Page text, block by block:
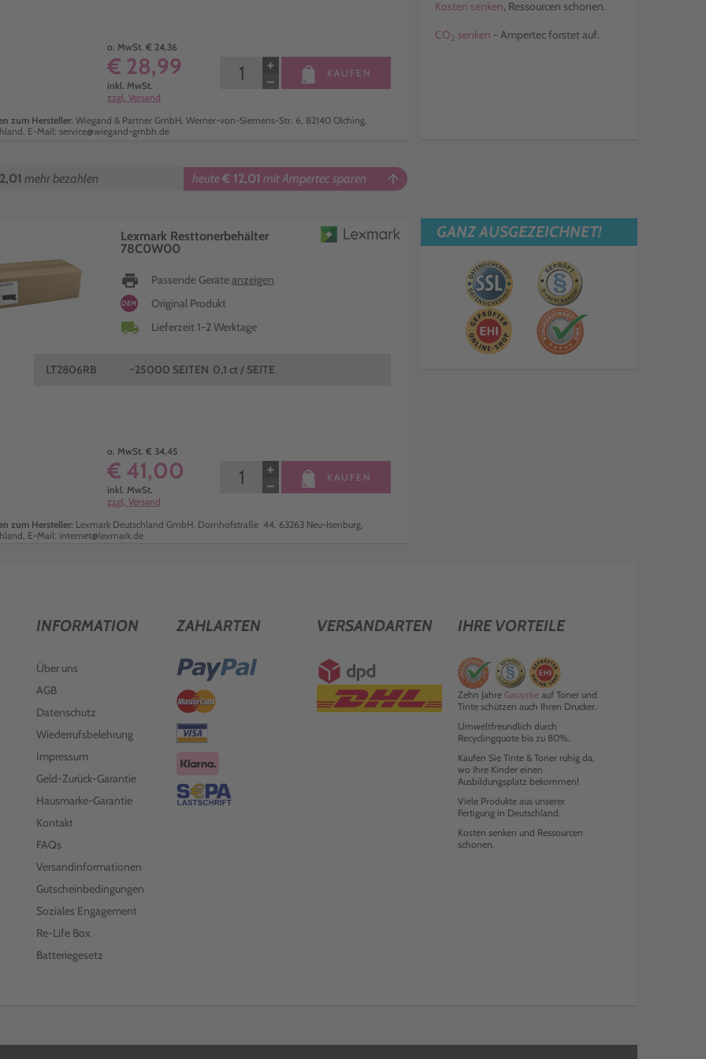
o. MwSt. € 24,36
€ 28,99
inkl. MwSt.
zzgl. Versand
−
+ KAUFEN
zum Hersteller: Wiegand & Partner GmbH, Werner-von-Siemens-Str. 6, 82140 Olching,
E-Mail: service@wiegand-gmbh.de
Kosten senken, Ressourcen schonen.
CO2 senken - Ampertec forstet auf.
mehr bezahlen heute€ 12,01 mit Ampertec sparen arrow_upward
Lexmark Resttonerbehälter
78C0W00
print Passende Geräteanzeigen
OEM Original Produkt
local_shipping Lieferzeit 1-2 Werktage
LT2806RB ~25000 SEITEN 0,1 ct / SEITE
o. MwSt. € 34,45
€ 41,00
inkl. MwSt.
zzgl. Versand
−
+ KAUFEN
zum Hersteller: Lexmark Deutschland GmbH, Dornhofstraße 44, 63263 Neu-Isenburg,
E-Mail: internet@lexmark.de
GANZ AUSGEZEICHNET!
INFORMATION
Über uns
AGB
Datenschutz
Wiederrufsbelehrung
Impressum
Geld-Zurück-Garantie
Hausmarke-Garantie
Kontakt
FAQs
Versandinformationen
Gutscheinbedingungen
Soziales Engagement
Re-Life Box
Batteriegesetz
ZAHLARTEN VERSANDARTEN IHRE VORTEILE
Zehn Jahre Garantieauf Toner und
Tinte schützen auch Ihren Drucker.
Umweltfreundlich durch
Recyclingquote bis zu 80%.
Kaufen Sie Tinte & Toner ruhig da,
wo Ihre Kinder einen
Ausbildungsplatz bekommen!
Viele Produkte aus unserer
Fertigung in Deutschland.
Kosten senken und Ressourcen
schonen.